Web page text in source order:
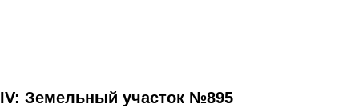
IV: Земельный участок №895